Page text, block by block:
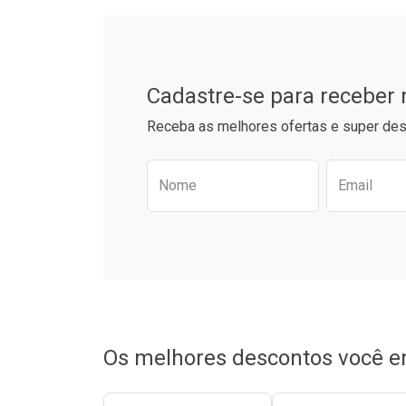
Ativar Desconto
Cadastre-se para receber
Receba as melhores ofertas e super
Preencha o formulário
Nome Email
Os melhores descontos você